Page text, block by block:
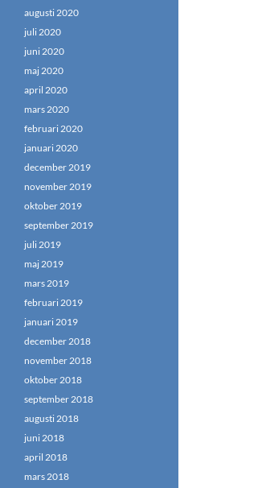
augusti 2020
juli 2020
juni 2020
maj 2020
april 2020
mars 2020
februari 2020
januari 2020
december 2019
november 2019
oktober 2019
september 2019
juli 2019
maj 2019
mars 2019
februari 2019
januari 2019
december 2018
november 2018
oktober 2018
september 2018
augusti 2018
juni 2018
april 2018
mars 2018